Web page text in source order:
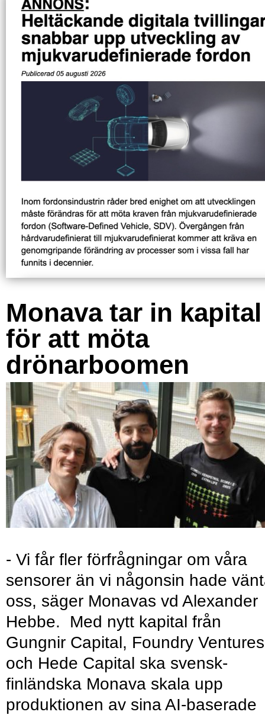
Monava tar in kapital
för att möta
drönarboomen
- Vi får fler förfrågningar om våra
sensorer än vi någonsin hade
oss, säger Monavas vd Alexander
Hebbe. Med nytt kapital från
Gungnir Capital, Foundry Ventures
och Hede Capital ska svensk-
finländska Monava skala upp
produktionen av sina AI-baserade